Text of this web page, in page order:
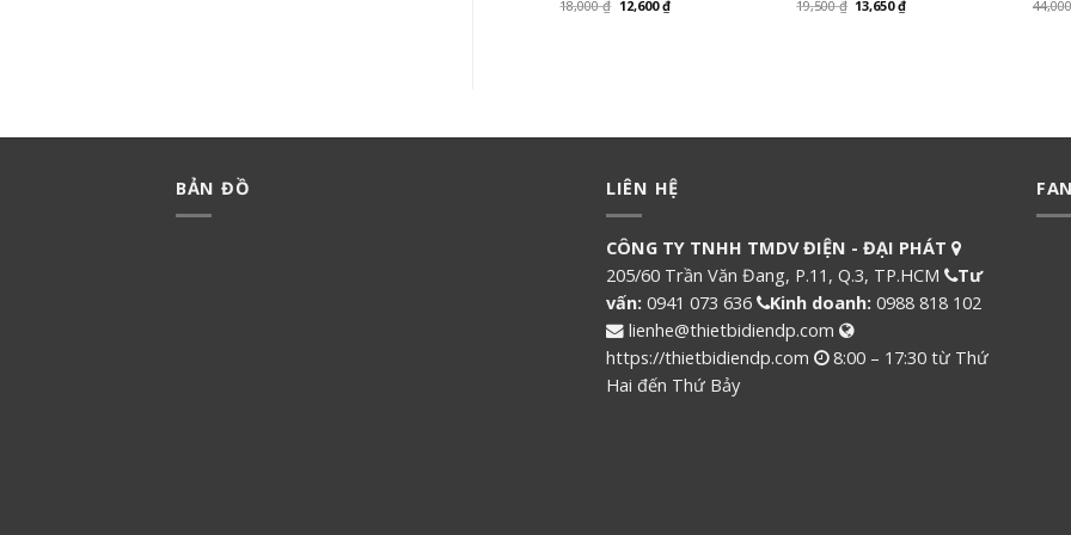
18,000₫ 12,600₫
19,500₫ 13,650₫
BẢN ĐỒ LIÊN HỆ
CÔNG TY TNHH TMDV ĐIỆN - ĐẠI PHÁT
205/60 Trần Văn Đang, P.11, Q.3, TP.HCM
Tư
vấn: 0941 073 636 Kinh doanh: 0988 818 102
lienhe@thietbidiendp.com
https://thietbidiendp.com
8:00 – 17:30 từ Thứ
Hai đến Thứ Bảy